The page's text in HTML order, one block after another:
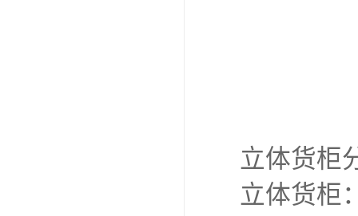
立体货柜
立体货柜